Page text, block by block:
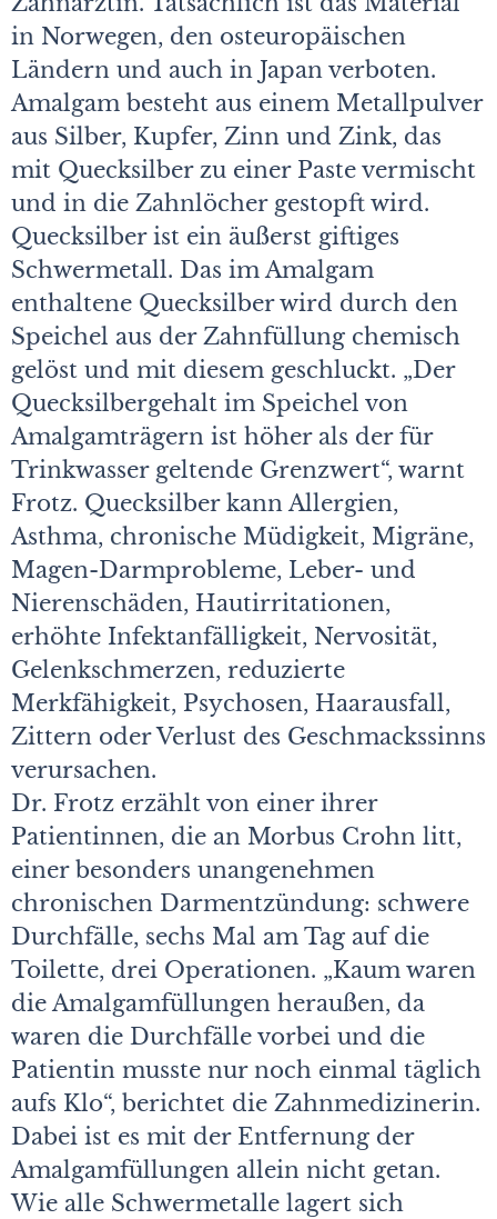
in Norwegen, den osteuropäischen
Ländern und auch in Japan verboten.
Amalgam besteht aus einem Metallpulver
aus Silber, Kupfer, Zinn und Zink, das
mit Quecksilber zu einer Paste vermischt
und in die Zahnlöcher gestopft wird.
Quecksilber ist ein äußerst giftiges
Schwermetall. Das im Amalgam
enthaltene Quecksilber wird durch den
Speichel aus der Zahnfüllung chemisch
gelöst und mit diesem geschluckt. „Der
Quecksilbergehalt im Speichel von
Amalgamträgern ist höher als der für
Trinkwasser geltende Grenzwert“, warnt
Frotz. Quecksilber kann Allergien,
Asthma, chronische Müdigkeit, Migräne,
Magen-Darmprobleme, Leber- und
Nierenschäden, Hautirritationen,
erhöhte Infektanfälligkeit, Nervosität,
Gelenkschmerzen, reduzierte
Merkfähigkeit, Psychosen, Haarausfall,
Zittern oder Verlust des Geschmackssinns
verursachen.
Dr. Frotz erzählt von einer ihrer
Patientinnen, die an Morbus Crohn litt,
einer besonders unangenehmen
chronischen Darmentzündung: schwere
Durchfälle, sechs Mal am Tag auf die
Toilette, drei Operationen. „Kaum waren
die Amalgamfüllungen heraußen, da
waren die Durchfälle vorbei und die
Patientin musste nur noch einmal täglich
aufs Klo“, berichtet die Zahnmedizinerin.
Dabei ist es mit der Entfernung der
Amalgamfüllungen allein nicht getan.
Wie alle Schwermetalle lagert sich